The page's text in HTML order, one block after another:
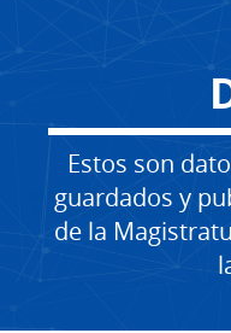
Estos son
guardados y
de la